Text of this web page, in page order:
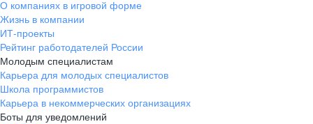
О компаниях в игровой форме
Жизнь в компании
ИТ-проекты
Рейтинг работодателей России
Молодым специалистам
Карьера для молодых специалистов
Школа программистов
Карьера в некоммерческих организациях
Боты для уведомлений